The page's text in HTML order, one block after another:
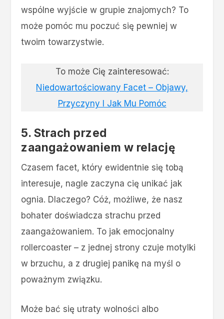
wspólne wyjście w grupie znajomych? To
może pomóc mu poczuć się pewniej w
twoim towarzystwie.
To może Cię zainteresować:
Niedowartościowany Facet – Objawy,
Przyczyny I Jak Mu Pomóc
5. Strach przed
zaangażowaniem w relację
Czasem facet, który ewidentnie się tobą
interesuje, nagle zaczyna cię unikać jak
ognia. Dlaczego? Cóż, możliwe, że nasz
bohater doświadcza strachu przed
zaangażowaniem. To jak emocjonalny
rollercoaster – z jednej strony czuje motylki
w brzuchu, a z drugiej panikę na myśl o
poważnym związku.
Może bać się utraty wolności albo